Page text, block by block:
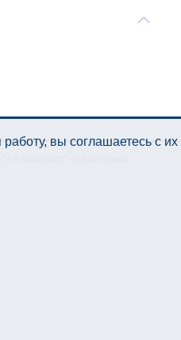
вы соглашаетесь с их